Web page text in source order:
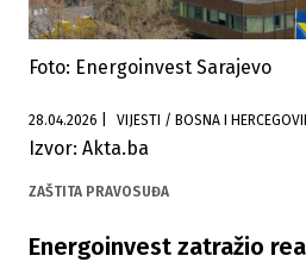
Foto: Energoinvest Sarajevo
28.04.2026 VIJESTI / BOSNA I
Izvor: Akta.ba
ZAŠTITA PRAVOSUĐA
Energoinvest zatražio